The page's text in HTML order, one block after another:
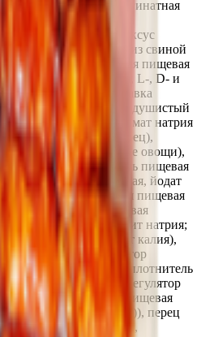
нежирная, альгинатная
пищевая добавка
гуаровая камедь)), уксус
кур, эмульсия из свиной
питьевая, комплексная пищевая
(молочная кислота, L-, D- и
пищевая добавка
паприка острая, тмин, душистый
вкуса и аромата (глутамат натрия
(паприка, перец),
кислота, L-, сушеные овощи),
бройлеров, соль пищевая
пищевая выварочная, йодат
Е536), комплексная пищевая
с йодом (соль пищевая
окраски - нитрит натрия;
калия; йодат калия),
добавка (регулятор
пищевая добавка (уплотнитель
пищевая добавка (регулятор
лактон), декстроза), пищевая
кислота, L-)), перец
наличие компонентов,